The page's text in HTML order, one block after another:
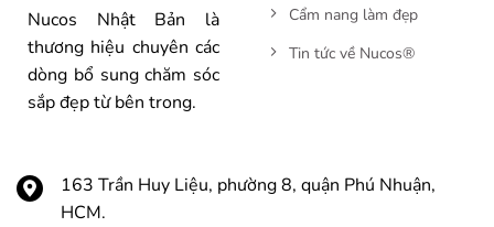
Nucos Nhật Bản là
thương hiệu chuyên các
dòng bổ sung chăm sóc
sắp đẹp từ bên trong.
Cẩm nang làm đẹp
Tin tức về Nucos®
163 Trần Huy Liệu, phường 8, quận Phú Nhuận,
HCM.